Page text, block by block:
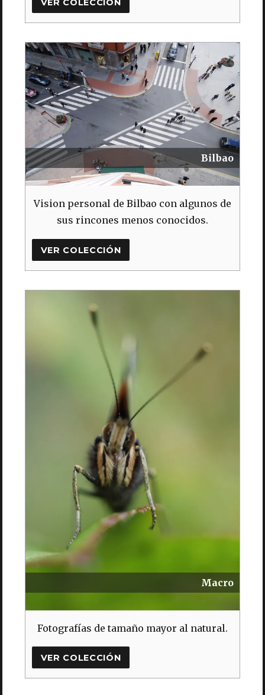
VER COLECCIÓN
Bilbao
Vision personal de Bilbao con algunos de
sus rincones menos conocidos.
VER COLECCIÓN
Macro
Fotografías de tamaño mayor al natural.
VER COLECCIÓN